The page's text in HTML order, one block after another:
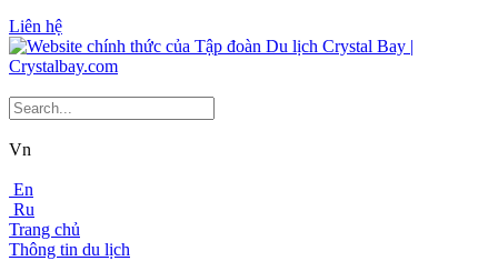
Liên hệ
Vn
En
Ru
Trang chủ
Thông tin du lịch